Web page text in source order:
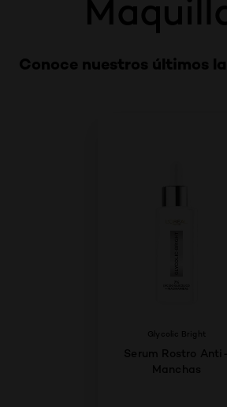
Omitir el slider: ceran-home-
Conoce nuestros últimos
Glycolic Bright
Serum Rostro Anti-
Manchas